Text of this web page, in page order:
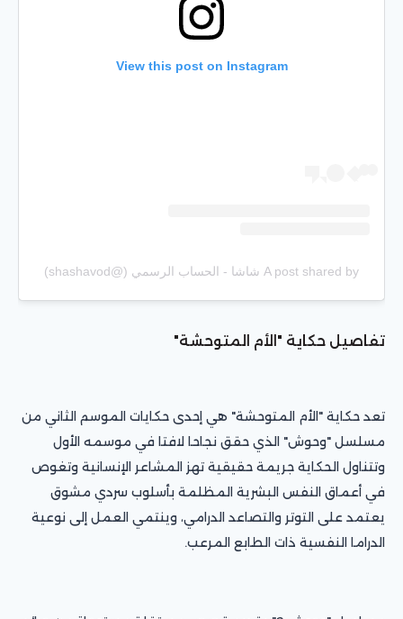
View this post on Instagram
A post shared by شاشا - الحساب الرسمي (@shashavod)
تفاصيل حكاية "الأم المتوحشة"
تعد حكاية "الأم المتوحشة" هي إحدى حكايات الموسم الثاني من
مسلسل "وحوش" الذي حقق نجاحا لافتا في موسمه الأول
وتتناول الحكاية جريمة حقيقية تهز المشاعر الإنسانية وتغوص
في أعماق النفس البشرية المظلمة بأسلوب سردي مشوق
يعتمد على التوتر والتصاعد الدرامي، وينتمي العمل إلى نوعية
الدراما النفسية ذات الطابع المرعب.